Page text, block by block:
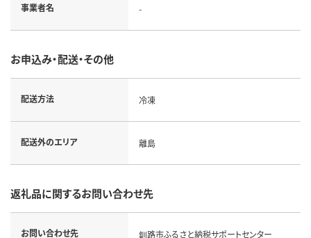
事業者名 -
お申込み・配送・その他
配送方法 冷凍
配送外のエリア 離島
返礼品に関するお問い合わせ先
お問い合わせ先 釧路市ふるさと納税サポートセンター